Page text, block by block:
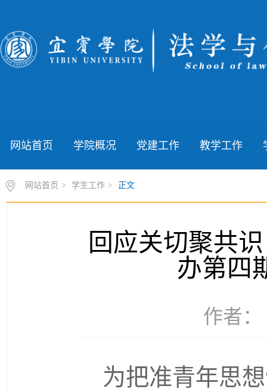
网站首页 学院概况 党建工作 教学工作
网站首页 > 学生工作 > 正文
回应关切聚共
办第四
作者：
为把准青年思